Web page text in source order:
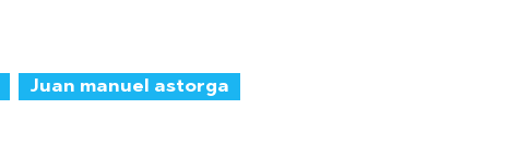
Juan manuel astorga